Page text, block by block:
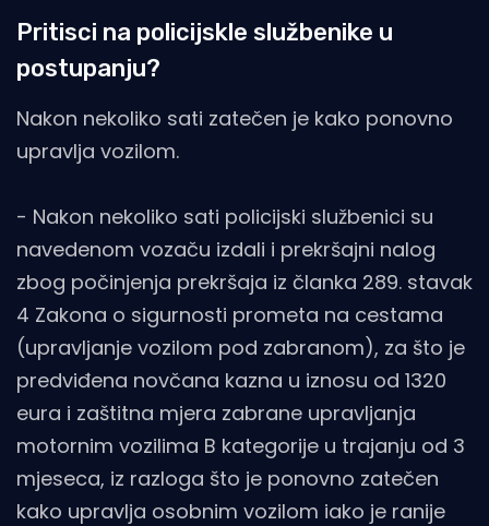
Pritisci na policijskle službenike u
postupanju?
Nakon nekoliko sati zatečen je kako ponovno
upravlja vozilom.
- Nakon nekoliko sati policijski službenici su
navedenom vozaču izdali i prekršajni nalog
zbog počinjenja prekršaja iz članka 289. stavak
4 Zakona o sigurnosti prometa na cestama
(upravljanje vozilom pod zabranom), za što je
predviđena novčana kazna u iznosu od 1320
eura i zaštitna mjera zabrane upravljanja
motornim vozilima B kategorije u trajanju od 3
mjeseca, iz razloga što je ponovno zatečen
kako upravlja osobnim vozilom iako je ranije